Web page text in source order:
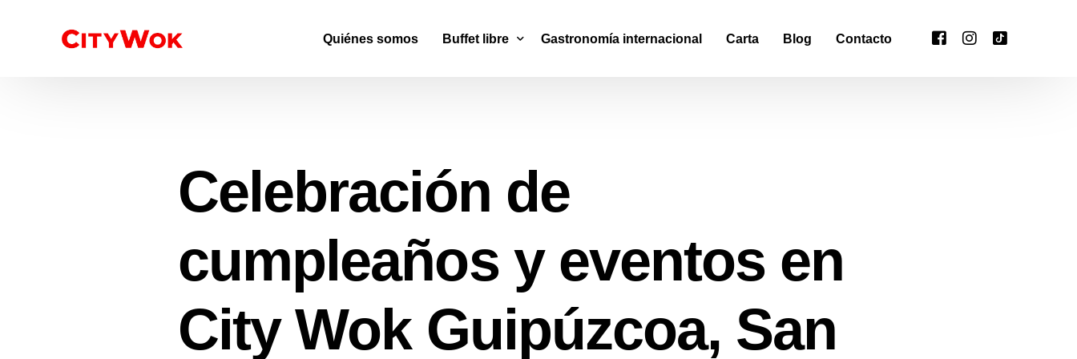
Quiénes somos Buffet libre
Parrilla Argentina
Gastronomía internacional Carta Blog Contacto
Celebración de
cumpleaños y eventos en
City Wok Guipúzcoa, San